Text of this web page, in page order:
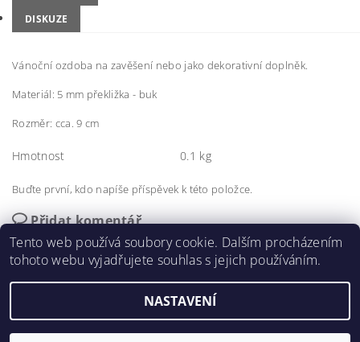
DISKUZE
Vánoční ozdoba na zavěšení nebo jako dekorativní doplněk.
Materiál: 5 mm překližka - buk
Rozměr: cca. 9 cm
Hmotnost 0.1 kg
Buďte první, kdo napíše příspěvek k této položce.
Přidat komentář
2026 ©vyrezemecokoli.cz, všechna práva vyhrazena
Tento web používá soubory cookie. Dalším procházením
tohoto webu vyjadřujete souhlas s jejich používáním.
NASTAVENÍ